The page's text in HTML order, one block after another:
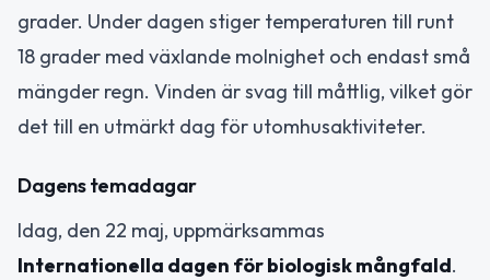
grader. Under dagen stiger temperaturen till runt
18 grader med växlande molnighet och endast små
mängder regn. Vinden är svag till måttlig, vilket gör
det till en utmärkt dag för utomhusaktiviteter.
Dagens temadagar
Idag, den 22 maj, uppmärksammas
Internationella dagen för biologisk mångfald.